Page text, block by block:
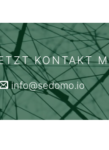
KONTAKT
info@sedomo.io